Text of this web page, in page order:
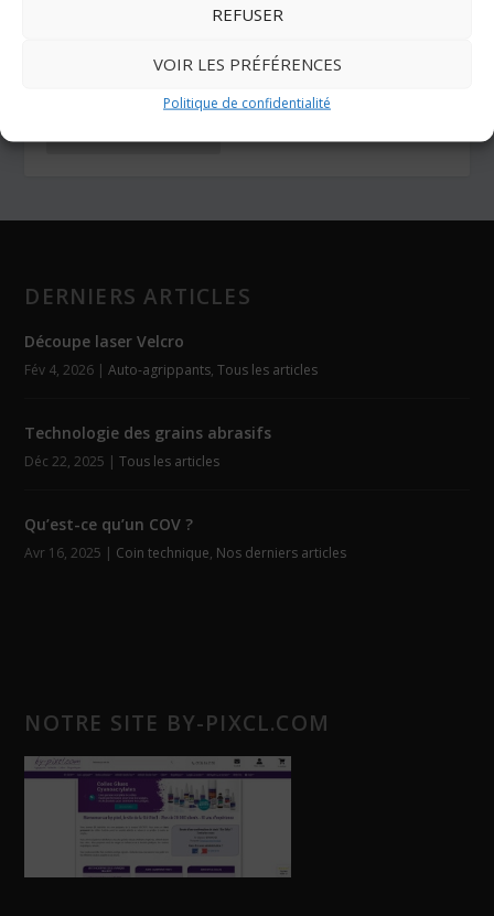
REFUSER
VOIR LES PRÉFÉRENCES
Politique de confidentialité
DERNIERS ARTICLES
Découpe laser Velcro
Fév 4, 2026 |Auto-agrippants,Tous les articles
Technologie des grains abrasifs
Déc 22, 2025 |Tous les articles
Qu’est-ce qu’un COV ?
Avr 16, 2025 | Coin technique, Nos derniers articles
NOTRE SITE BY-PIXCL.COM